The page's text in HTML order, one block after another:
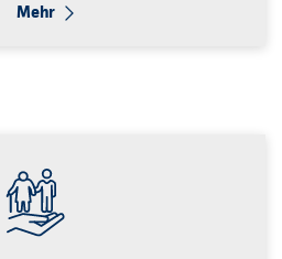
Mehr